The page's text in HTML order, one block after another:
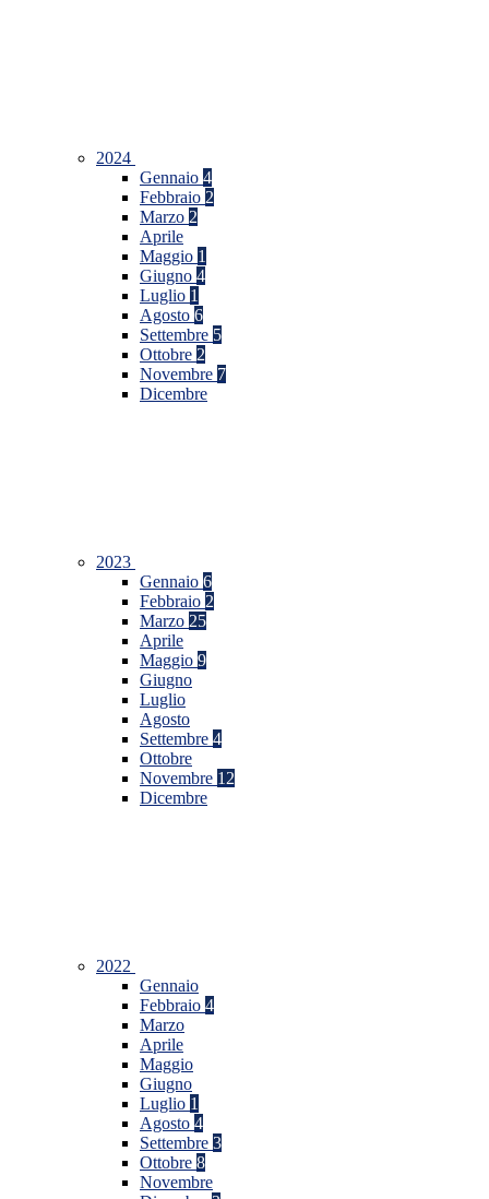
2024
Gennaio 4
Febbraio 2
Marzo 2
Aprile
Maggio 1
Giugno 4
Luglio 1
Agosto 6
Settembre 5
Ottobre 2
Novembre 7
Dicembre
2023
Gennaio 6
Febbraio 2
Marzo 25
Aprile
Maggio 9
Giugno
Luglio
Agosto
Settembre 4
Ottobre
Novembre 12
Dicembre
2022
Gennaio
Febbraio 4
Marzo
Aprile
Maggio
Giugno
Luglio 1
Agosto 4
Settembre 3
Ottobre 8
Novembre